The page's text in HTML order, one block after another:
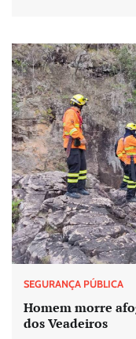
SEGURANÇA PÚBLICA
Homem morre
dos Veadeiros